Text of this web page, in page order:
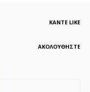
ΚΆΝΤΕ LIKE
ΑΚΟΛΟΥΘΉΣΤΕ